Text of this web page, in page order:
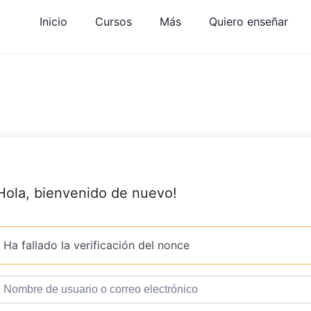
Inicio Cursos Más Quiero enseñar
bienvenido de nuevo!
Ha fallado la verificación del nonce